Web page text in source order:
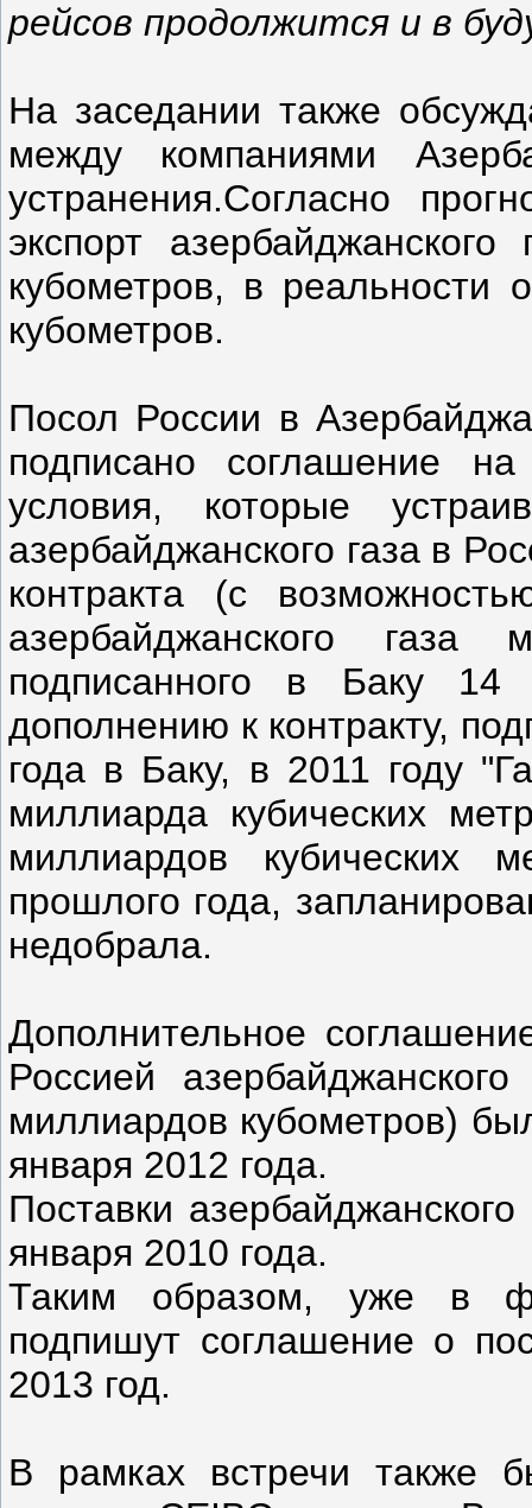
рейсов продолжится и в
На заседании также
между компаниями
устранения.Согласно
экспорт
кубометров, в реальности
кубометров.
Посол России в
подписано соглашение
условия, которые
азербайджанского газа в
контракта (с
азербайджанского
подписанного в Баку
дополнению к контракту,
года в Баку, в 2011 году
миллиарда кубических
миллиардов кубических
прошлого года,
недобрала.
Дополнительное
Россией
миллиардов кубометров)
января 2012 года.
Поставки
января 2010 года.
Таким образом, уже в
подпишут соглашение о
2013 год.
В рамках встречи также